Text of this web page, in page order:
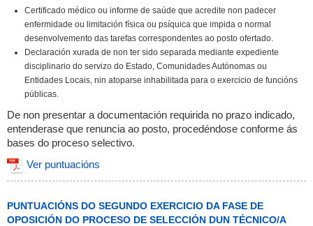
Certificado médico ou informe de saúde que acredite non padecer
enfermidade ou limitación física ou psíquica que impida o normal
desenvolvemento das tarefas correspondentes ao posto ofertado.
Declaración xurada de non ter sido separada mediante expediente
disciplinario do servizo do Estado, Comunidades Autónomas ou
Entidades Locais, nin atoparse inhabilitada para o exercicio de funcións
públicas.
De non presentar a documentación requirida no prazo indicado,
entenderase que renuncia ao posto, procedéndose conforme ás
bases do proceso selectivo.
Ver puntuacións
PUNTUACIÓNS DO SEGUNDO EXERCICIO DA FASE DE
OPOSICIÓN DO PROCESO DE SELECCIÓN DUN TÉCNICO/A